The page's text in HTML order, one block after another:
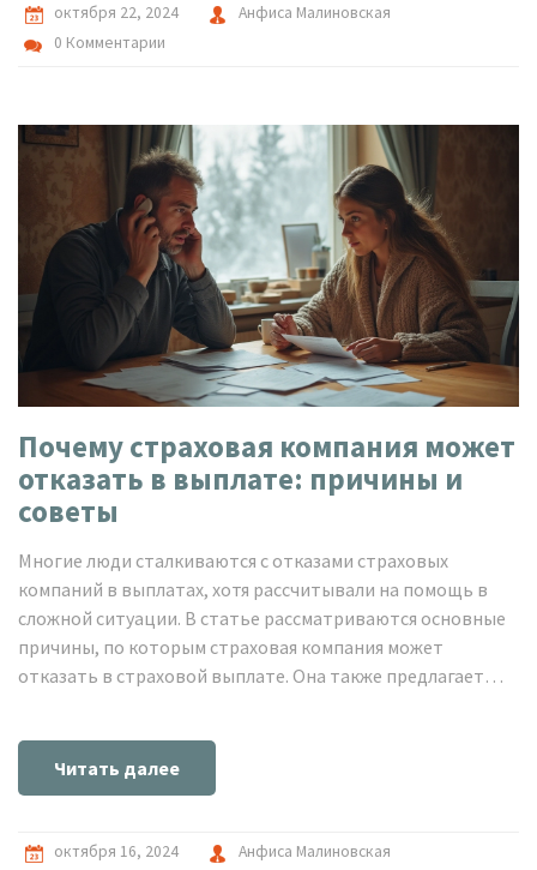
октября 22, 2024
Анфиса Малиновская
0 Комментарии
Почему страховая компания может
отказать в выплате: причины и
советы
Многие люди сталкиваются с отказами страховых
компаний в выплатах, хотя рассчитывали на помощь в
сложной ситуации. В статье рассматриваются основные
причины, по которым страховая компания может
отказать в страховой выплате. Она также предлагает
Обсуждаются варианты действий и подводные камни,
которых следует избегать, чтобы успешно пройти через
Читать далее
октября 16, 2024
Анфиса Малиновская